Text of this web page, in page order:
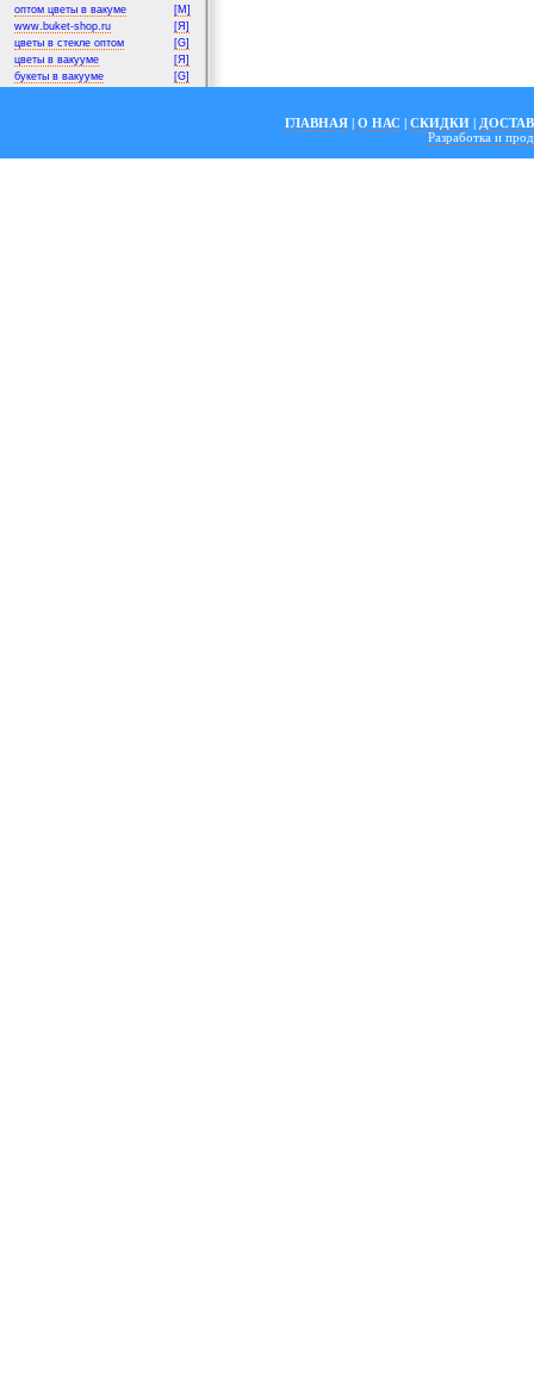
оптом цветы в вакуме
[M]
www.buket-shop.ru
[Я]
цветы в стекле оптом
[G]
цветы в вакууме
[Я]
букеты в вакууме
[G]
ГЛАВНАЯ | О НАС | СКИДКИ |
Разработка и